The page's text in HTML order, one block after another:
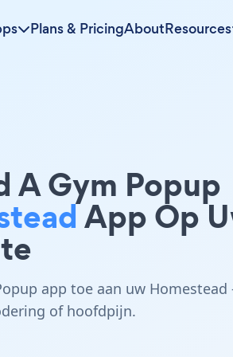
Plans & PricingAboutResources
A Gym Popup
App Op
app toe aan uw Homestead
of hoofdpijn.